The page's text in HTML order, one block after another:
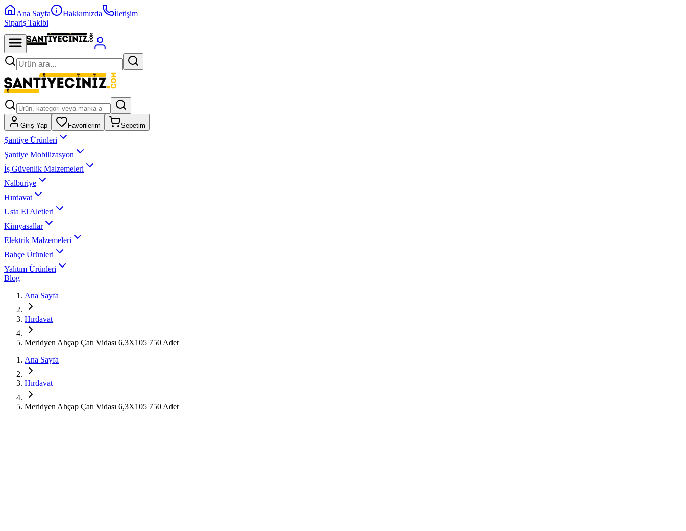
Ana Sayfa Hakkımızda
İletişim
Sipariş Takibi
Giriş Yap Favorilerim Sepetim
Şantiye Ürünleri
Şantiye Mobilizasyon
İş Güvenlik Malzemeleri
Nalburiye
Hırdavat
Usta El Aletleri
Kimyasallar
Elektrik Malzemeleri
Bahçe Ürünleri
Yalıtım Ürünleri
Blog
Ana Sayfa
Hırdavat
Meridyen Ahçap Çatı Vidası 6,3X105 750 Adet
Ana Sayfa
Hırdavat
Meridyen Ahçap Çatı Vidası 6,3X105 750 Adet